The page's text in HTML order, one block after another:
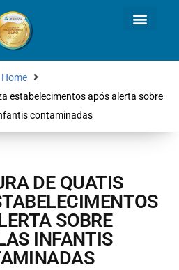
Home
estabelecimentos após alerta sobre
contaminadas
DE QUATIS
SOBRE
INFANTIS